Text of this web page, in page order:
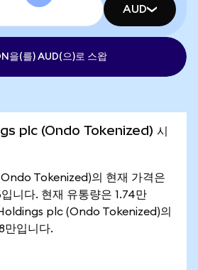
AUD
을(를) AUD(으)로 스왑
plc (Ondo Tokenized) 시
Tokenized)의 현재 가격은
니다. 현재 유통량은 1.74만
plc (Ondo Tokenized)의
만입니다.